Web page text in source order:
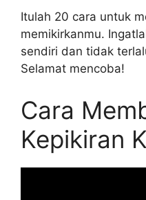
Itulah 20 cara untuk
memikirkanmu.
sendiri dan tidak
Selamat mencoba!
Cara
Kepikiran